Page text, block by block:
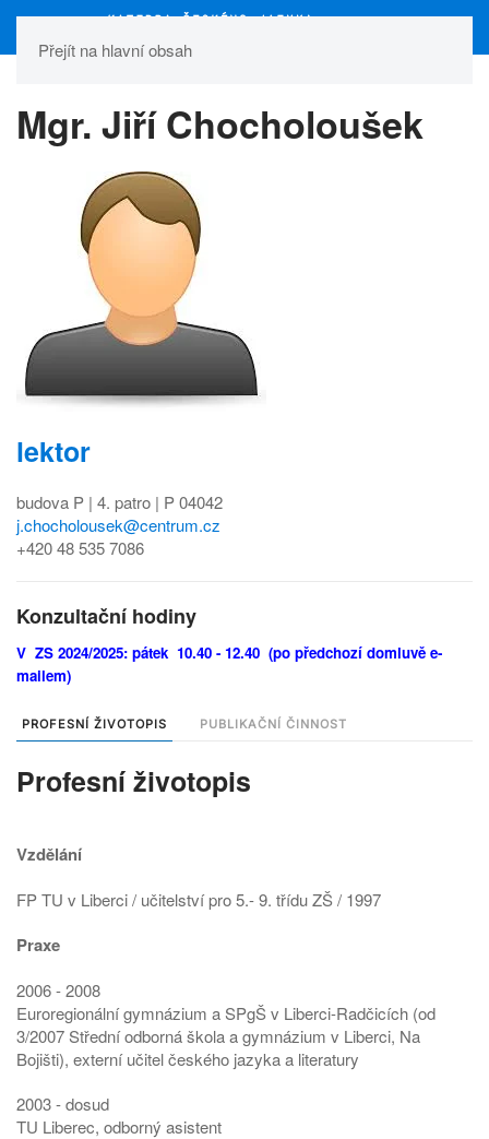
Přejít na hlavní obsah
Mgr. Jiří Chocholoušek
lektor
budova P | 4. patro | P 04042
j.chocholousek@centrum.cz
+420 48 535 7086
Konzultační hodiny
V ZS 2024/2025: pátek 10.40 - 12.40 (po předchozí domluvě e-
mailem)
PROFESNÍ ŽIVOTOPIS PUBLIKAČNÍ ČINNOST
Profesní životopis
Vzdělání
FP TU v Liberci / učitelství pro 5.- 9. třídu ZŠ / 1997
Praxe
2006 - 2008
Euroregionální gymnázium a SPgŠ v Liberci-Radčicích (od
3/2007 Střední odborná škola a gymnázium v Liberci, Na
Bojišti), externí učitel českého jazyka a literatury
2003 - dosud
TU Liberec, odborný asistent